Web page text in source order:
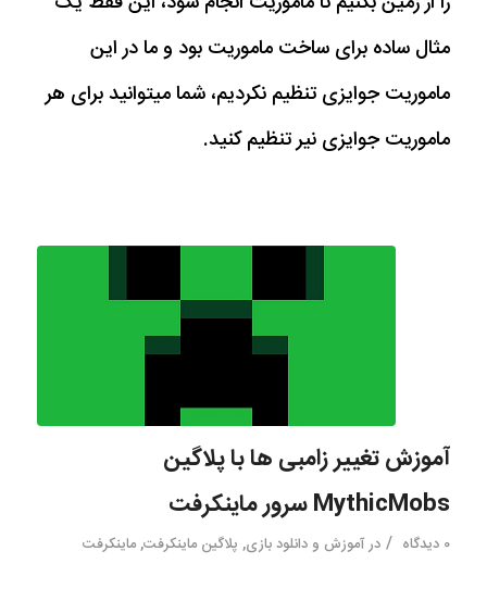
مثال ساده برای ساخت ماموریت بود و ما در این
ماموریت جوایزی تنظیم نکردیم، شما میتوانید برای هر
ماموریت جوایزی نیر تنظیم کنید.
آموزش تغییر زامبی ها با پلاگین
MythicMobs سرور ماینکرفت
0 دیدگاه / درآموزش و دانلود بازی, پلاگین ماینکرفت,ماینکرفت